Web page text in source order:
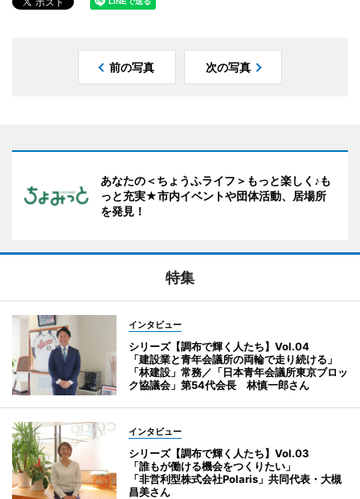
前の写真 次の写真
あなたの＜ちょうふライフ＞もっと楽しく♪も
っと充実★市内イベントや団体活動、居場所
を発見！
特集
インタビュー
シリーズ【調布で輝く人たち】Vol.04
「建設業と青年会議所の両輪で走り続ける」
「林建設」常務／「日本青年会議所東京ブロッ
ク協議会」第54代会長 林慎一郎さん
インタビュー
シリーズ【調布で輝く人たち】Vol.03
「誰もが働ける機会をつくりたい」
「非営利型株式会社Polaris」共同代表・大槻
昌美さん